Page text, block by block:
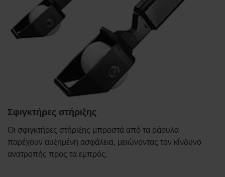
Σφιγκτήρες στήριξης
Οι σφιγκτήρες στήριξης μπροστά από τα ράουλα
παρέχουν αυξημένη ασφάλεια, μειώνοντας τον κίνδυνο
ανατροπής προς τα εμπρός.